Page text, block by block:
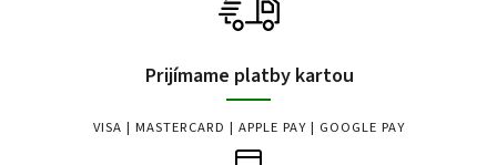
Prijímame platby kartou
VISA | MASTERCARD | APPLE PAY | GOOGLE PAY